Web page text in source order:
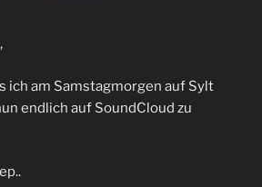
ich am Samstagmorgen auf Sylt
endlich auf SoundCloud zu